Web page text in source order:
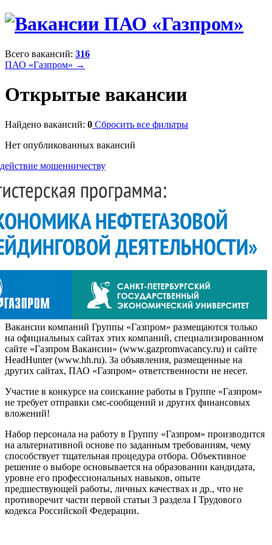
Всего вакансий: 316
ПАО «Газпром» →
Открытые вакансии
Найдено вакансий: 0 Сбросить все фильтры
Нет опубликованных вакансий
мошенничеству
Вакансии компаний Группы «Газпром» размещаются только
на официальных сайтах этих компаний, специализированном
сайте «Газпром Вакансии» (www.gazpromvacancy.ru) и сайте
HeadHunter (www.hh.ru). За объявления, размещенные на
других сайтах, ПАО «Газпром» ответственности не несет.
Участие в конкурсе на соискание работы в Группе «Газпром»
не требует отправки смс-сообщений и других финансовых
вложений!
Набор персонала на работу в Группу «Газпром» производится
на альтернативной основе по заданным требованиям, чему
способствует тщательная процедура отбора. Объективное
решение о выборе основывается на образовании кандидата,
уровне его профессиональных навыков, опыте
предшествующей работы, личных качествах и др., что не
противоречит части первой статьи 3 раздела I Трудового
кодекса Российской Федерации.